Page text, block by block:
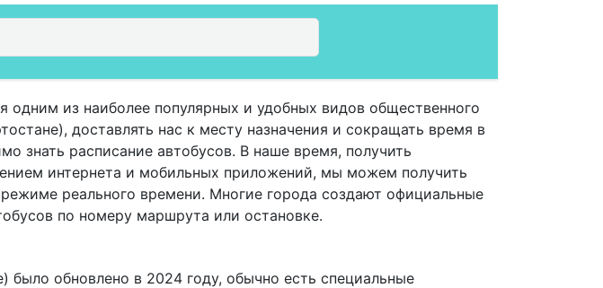
одним из наиболее популярных и удобных видов общественного
доставлять нас к месту назначения и сокращать время в
знать расписание автобусов. В наше время, получить
интернета и мобильных приложений, мы можем получить
реального времени. Многие города создают официальные
по номеру маршрута или остановке.
было обновлено в 2024 году, обычно есть специальные